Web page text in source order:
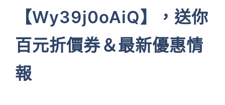
【Wy39j0oAiQ】，送你
百元折價券＆最新優惠情
報